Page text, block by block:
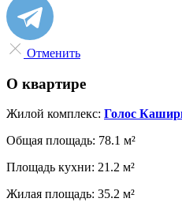
Отменить
О квартире
Жилой комплекс: Голос
Общая площадь: 78.1 м²
Площадь кухни: 21.2 м²
Жилая площадь: 35.2 м²